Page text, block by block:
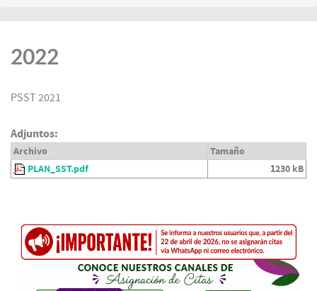
2022
PSST 2021
Adjuntos:
Archivo
Tamaño
PLAN_SST.pdf
1230 kB